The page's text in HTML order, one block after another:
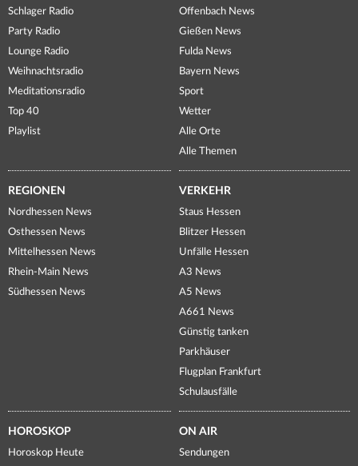
Schlager Radio
Party Radio
Lounge Radio
Weihnachtsradio
Meditationsradio
Top 40
Playlist
Offenbach News
Gießen News
Fulda News
Bayern News
Sport
Wetter
Alle Orte
Alle Themen
REGIONEN
Nordhessen News
Osthessen News
Mittelhessen News
Rhein-Main News
Südhessen News
VERKEHR
Staus Hessen
Blitzer Hessen
Unfälle Hessen
A3 News
A5 News
A661 News
Günstig tanken
Parkhäuser
Flugplan Frankfurt
Schulausfälle
HOROSKOP
Horoskop Heute
ON AIR
Sendungen